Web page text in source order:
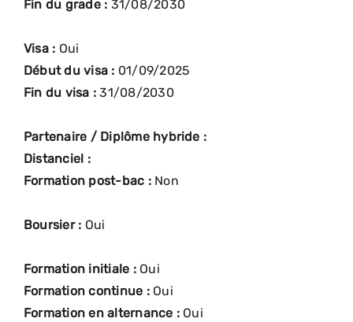
Fin du grade : 31/08/2030
Visa : Oui
Début du visa : 01/09/2025
Fin du visa :31/08/2030
Partenaire / Diplôme hybride :
Distanciel :
Formation post-bac : Non
Boursier : Oui
Formation initiale : Oui
Formation continue : Oui
Formation en alternance : Oui